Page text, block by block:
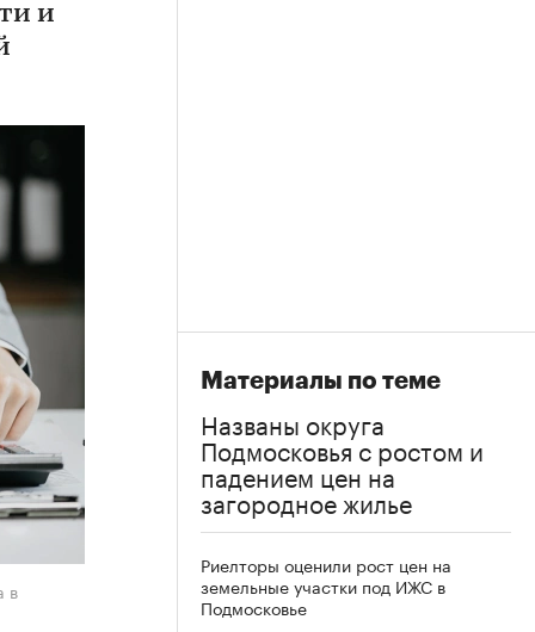
и
в
Материалы по теме
Названы округа
Подмосковья с ростом и
падением цен на
загородное жилье
Риелторы оценили рост цен на
земельные участки под ИЖС в
Подмосковье